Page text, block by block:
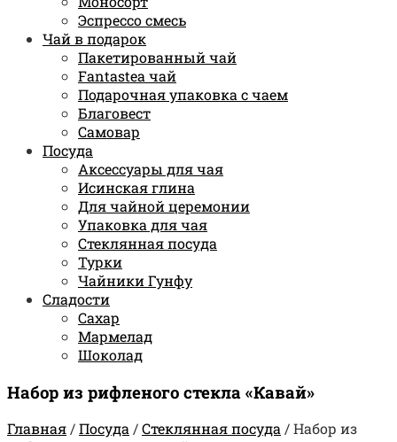
Эспрессо смесь
Чай в подарок
Пакетированный чай
Fantastea чай
Подарочная упаковка с чаем
Благовест
Самовар
Посуда
Аксессуары для чая
Исинская глина
Для чайной церемонии
Упаковка для чая
Стеклянная посуда
Турки
Чайники Гунфу
Сладости
Сахар
Мармелад
Шоколад
Набор из рифленого стекла «Кавай»
Главная/Посуда/Стеклянная посуда/Набор из